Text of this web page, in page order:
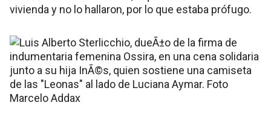
vivienda y no lo hallaron, por lo que estaba prófugo.